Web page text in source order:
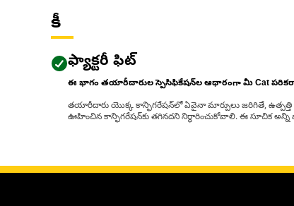
కీ
ఫ్యాక్టరీ ఫిట్
ఈ భాగం తయారీదారుల స్పెసిఫికేషన్‌ల ఆధారంగా మీ Cat
తయారీదారు యొక్క కాన్ఫిగరేషన్‌లో ఏవైనా మార్పులు జరిగితే, ఉత్పత్తి మీ
ఊహించిన కాన్ఫిగరేషన్‌కు తగినదని నిర్ధారించుకోవాలి. ఈ సూచిక అన్ని